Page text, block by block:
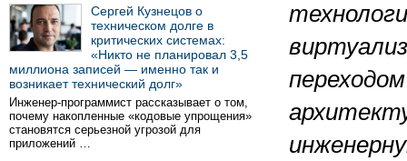
Сергей Кузнецов о
техническом долге в
критических системах:
«Никто не планировал 3,5
миллиона записей — именно так и
возникает технический долг»
Инженер-программист рассказывает о том,
почему накопленные «кодовые упрощения»
становятся серьезной угрозой для
приложений …